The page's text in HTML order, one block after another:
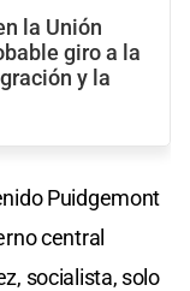
la Unión
giro a la
y la
Puidgemont
central
socialista, solo